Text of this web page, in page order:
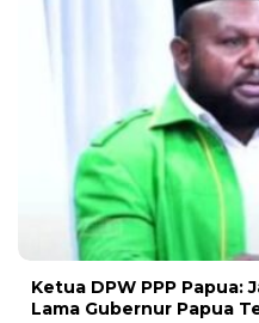
Ketua DPW PPP Papua:
Lama Gubernur Papua